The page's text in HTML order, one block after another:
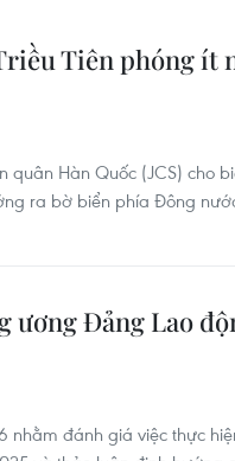
Tiên phóng ít
quân Hàn Quốc (JCS) cho
ra bờ biển phía Đông
ương Đảng Lao
nhằm đánh giá việc thực